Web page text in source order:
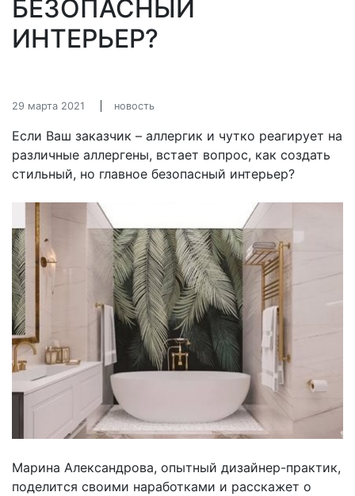
БЕЗОПАСНЫЙ
ИНТЕРЬЕР?
29 марта 2021 новость
Если Ваш заказчик – аллергик и чутко реагирует на
различные аллергены, встает вопрос, как создать
стильный, но главное безопасный интерьер?
Марина Александрова, опытный дизайнер-практик,
поделится своими наработками и расскажет о